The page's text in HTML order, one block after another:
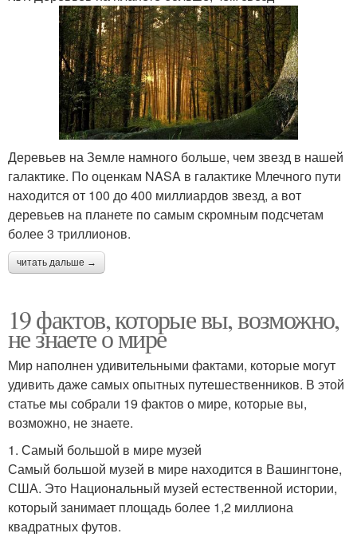
Деревьев на Земле намного больше, чем звезд в нашей
галактике. По оценкам NASA в галактике Млечного пути
находится от 100 до 400 миллиардов звезд, а вот
деревьев на планете по самым скромным подсчетам
более 3 триллионов.
читать дальше →
19 фактов, которые вы, возможно,
не знаете о мире
Мир наполнен удивительными фактами, которые могут
удивить даже самых опытных путешественников. В этой
статье мы собрали 19 фактов о мире, которые вы,
возможно, не знаете.
1. Самый большой в мире музей
Самый большой музей в мире находится в Вашингтоне,
США. Это Национальный музей естественной истории,
который занимает площадь более 1,2 миллиона
квадратных футов.